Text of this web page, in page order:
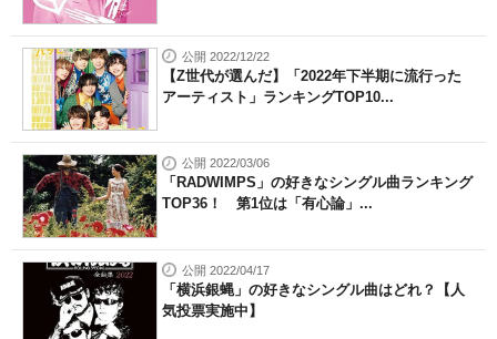
公開 2022/12/22
【Z世代が選んだ】「2022年下半期に流行った
アーティスト」ランキングTOP10...
公開 2022/03/06
「RADWIMPS」の好きなシングル曲ランキング
TOP36！ 第1位は「有心論」...
公開 2022/04/17
「横浜銀蝿」の好きなシングル曲はどれ？【人
気投票実施中】